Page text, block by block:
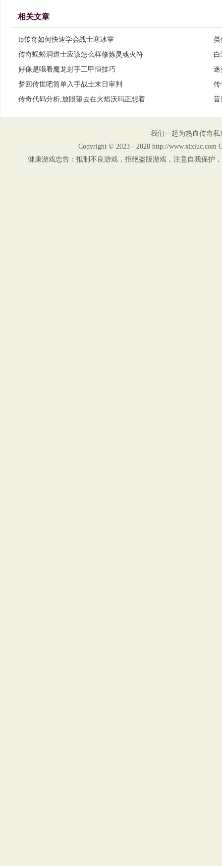
相关文章
ip传奇如何快速学会战士寒冰掌
类
传奇蜈蚣洞道士应该怎么样修炼灵魂火符
好像是哦看魔龙射手工甲恒技巧
迷
梦回传世吧简单入手战士末日审判
传
传奇代码分析,放眼望去在火焰沃玛正想着
昔
我们一起为热血传奇
Copyright © 2023 - 2028 http://www.xixiuc.com
健康游戏忠告：抵制不良游戏，拒绝盗版游戏，注意自我保护